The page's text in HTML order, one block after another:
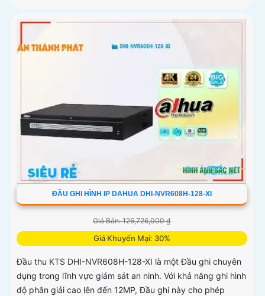
ĐẦU GHI HÌNH IP DAHUA DHI-NVR608H-128-XI
Giá Bán: 126,726,000 ₫
Giá Khuyến Mại: 30%
Đầu thu KTS DHI-NVR608H-128-XI là một Đầu ghi chuyên
dụng trong lĩnh vực giám sát an ninh. Với khả năng ghi hình
độ phân giải cao lên đến 12MP, Đầu ghi này cho phép